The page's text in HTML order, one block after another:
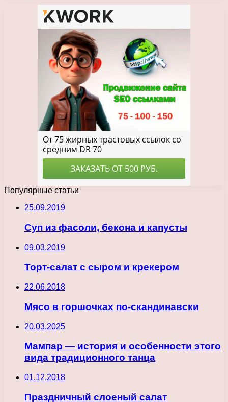
Популярные статьи
25.09.2019
Суп из фасоли, бекона и капусты
09.03.2019
Торт-салат с сыром и крекером
22.06.2018
Мясо в горшочках по-скандинавски
20.03.2025
Мампар — история и особенности этого
вида традиционного танца
01.12.2018
Праздничный слоеный салат